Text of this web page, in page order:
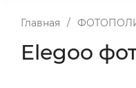
Главная /
Elegoo